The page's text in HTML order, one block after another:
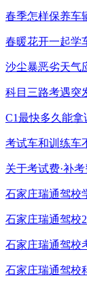
春季怎样保养车
春暖花开一起学
沙尘暴恶劣天气
科目三路考遇突
C1最快多久能拿
考试车和训练车
关于考试费·补
石家庄瑞通驾校
石家庄瑞通驾校
石家庄瑞通驾校
石家庄瑞通驾校